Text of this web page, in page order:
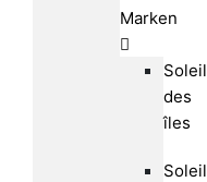
Marken
Soleil
des
îles
Soleil